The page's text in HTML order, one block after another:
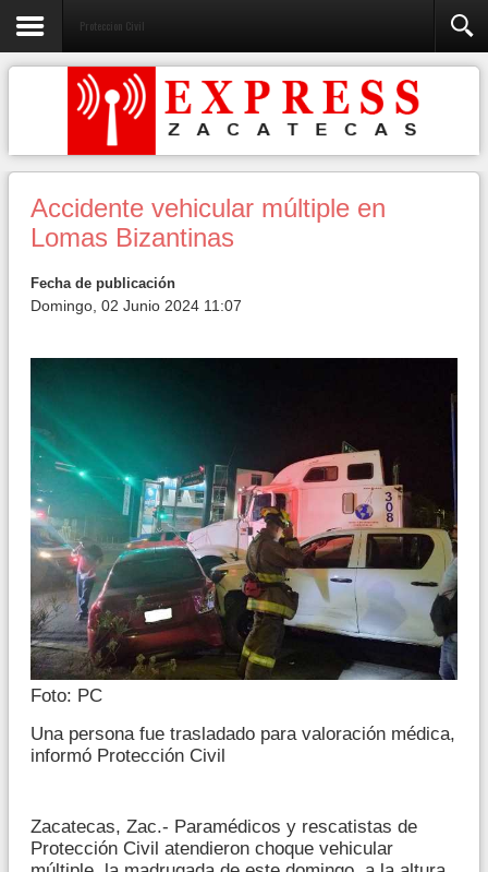
Proteccion Civil
Accidente vehicular múltiple en
Lomas Bizantinas
Fecha de publicación
Domingo, 02 Junio 2024 11:07
Foto: PC
Una persona fue trasladado para valoración médica,
informó Protección Civil
Zacatecas, Zac.- Paramédicos y rescatistas de
Protección Civil atendieron choque vehicular